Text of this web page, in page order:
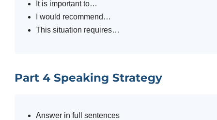
It is important to…
I would recommend…
This situation requires…
Part 4 Speaking Strategy
Answer in full sentences